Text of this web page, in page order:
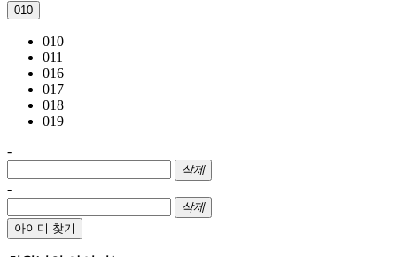
010
010
011
016
017
018
019
-
삭제
-
삭제
아이디 찾기